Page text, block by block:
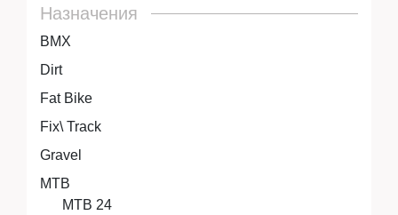
Экипировка
Запчасти
Назначения
BMX
Dirt
Fat Bike
Fix\ Track
Gravel
MTB
MTB 24